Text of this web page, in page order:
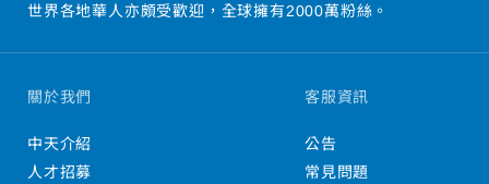
世界各地華人亦頗受歡迎，全球擁有2000萬粉絲。
關於我們
中天介紹
人才招募
客服資訊
公告
常見問題